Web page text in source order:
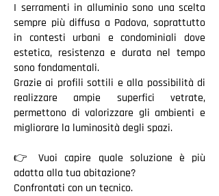
I serramenti in alluminio sono una scelta
sempre più diffusa a Padova, soprattutto
in contesti urbani e condominiali dove
estetica, resistenza e durata nel tempo
sono fondamentali.
Grazie ai profili sottili e alla possibilità di
realizzare ampie superfici vetrate,
permettono di valorizzare gli ambienti e
migliorare la luminosità degli spazi.
👉 Vuoi capire quale soluzione è più
adatta alla tua abitazione?
Confrontati con un tecnico.